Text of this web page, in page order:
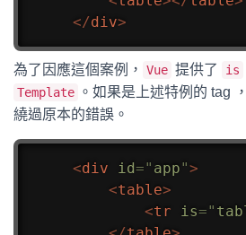
</div>
為了因應這個案例， Vue 提供了 is
Template 。如果是上述特例的 tag
繞過原本的錯誤。
<div id=" app">
<table>
<tr is="